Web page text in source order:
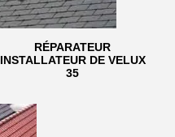
RÉPARATEUR
INSTALLATEUR DE VELUX
35